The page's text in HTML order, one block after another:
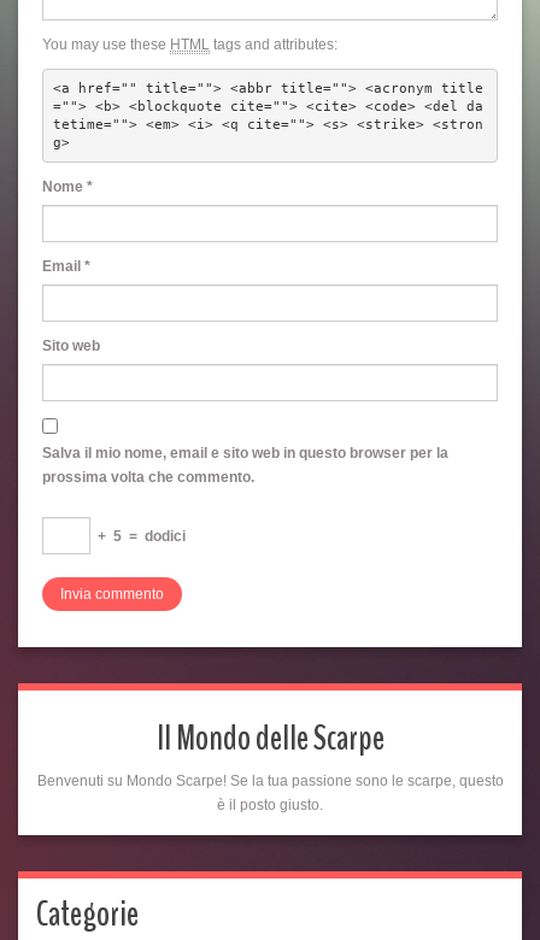
You may use these HTML tags and attributes:
<a href="" title=""> <abbr title=""> <acronym title
=""> <b> <blockquote cite=""> <cite> <code> <del da
tetime=""> <em> <i> <q cite=""> <s> <strike> <stron
g>
Nome *
Email *
Sito web
Salva il mio nome, email e sito web in questo browser per la
prossima volta che commento.
+ 5 = dodici
Il Mondo delle Scarpe
Benvenuti su Mondo Scarpe! Se la tua passione sono le scarpe, questo
è il posto giusto.
Categorie